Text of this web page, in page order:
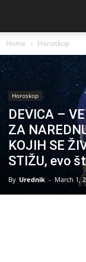
Home Horoskop
Horoskop
DEVICA –
ZA
KOJIH SE
STIŽU, evo
By Urednik - March 1,